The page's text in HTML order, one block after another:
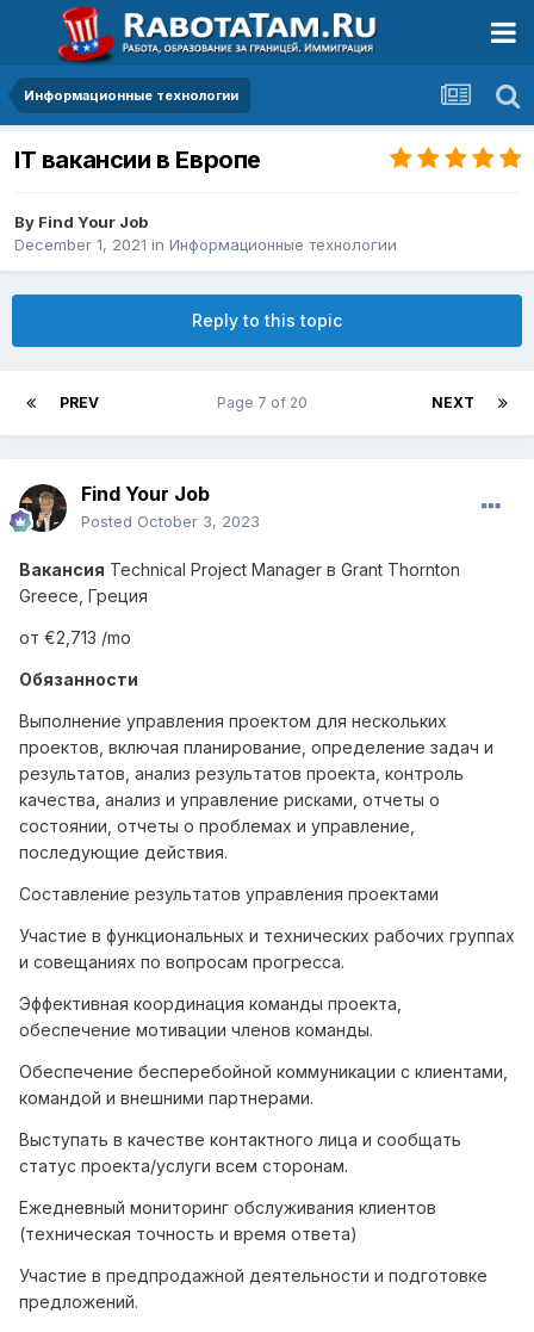
Информационные технологии
IT вакансии в Европе
By Find Your Job
December 1, 2021 in Информационные технологии
Reply to this topic
PREV NEXT
Page 7 of 20
Find Your Job
Posted October 3, 2023
Вакансия Technical Project Manager в Grant Thornton
Greece, Греция
от €2,713 /mo
Обязанности
Выполнение управления проектом для нескольких
проектов, включая планирование, определение задач и
результатов, анализ результатов проекта, контроль
качества, анализ и управление рисками, отчеты о
состоянии, отчеты о проблемах и управление,
последующие действия.
Составление результатов управления проектами
Участие в функциональных и технических рабочих группах
и совещаниях по вопросам прогресса.
Эффективная координация команды проекта,
обеспечение мотивации членов команды.
Обеспечение бесперебойной коммуникации с клиентами,
командой и внешними партнерами.
Выступать в качестве контактного лица и сообщать
статус проекта/услуги всем сторонам.
Ежедневный мониторинг обслуживания клиентов
(техническая точность и время ответа)
Участие в предпродажной деятельности и подготовке
предложений.